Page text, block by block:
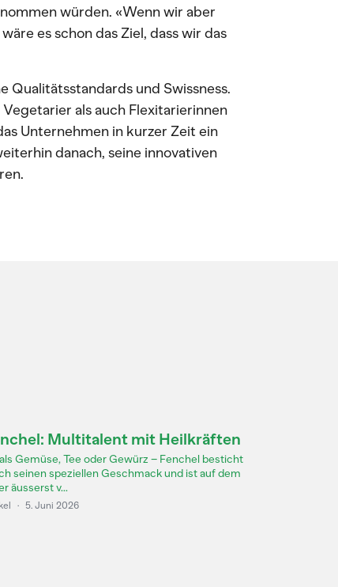
würden. «Wenn wir aber
es schon das Ziel, dass wir das
Qualitätsstandards und Swissness.
als auch Flexitarierinnen
Unternehmen in kurzer Zeit ein
danach, seine innovativen
Multitalent mit Heilkräften
Gemüse, Tee oder Gewürz – Fenchel besticht
seinen speziellen Geschmack und ist auf dem
äusserst v...
· 5. Juni 2026